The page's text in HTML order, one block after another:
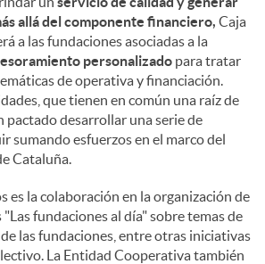
allá del componente financiero, Caja
a las fundaciones asociadas a la
personalizado para tratar
de operativa y financiación.
que tienen en común una raíz de
pactado desarrollar una serie de
sumando esfuerzos en el marco del
Cataluña.
es la colaboración en la organización de
fundaciones al día" sobre temas de
las fundaciones, entre otras iniciativas
La Entidad Cooperativa también